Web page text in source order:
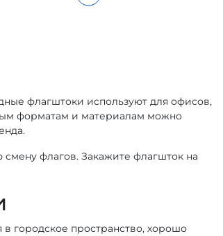
флагштоки используют для офисов,
форматам и материалам можно
флагов. Закажите флагшток на
городское пространство, хорошо